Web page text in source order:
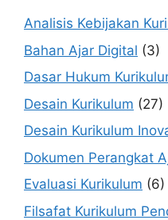
Analisis Kebijakan
Bahan Ajar Digital (3)
Dasar Hukum
Desain Kurikulum (27)
Desain Kurikulum
Dokumen Perangkat
Evaluasi Kurikulum (6)
Filsafat Kurikulum